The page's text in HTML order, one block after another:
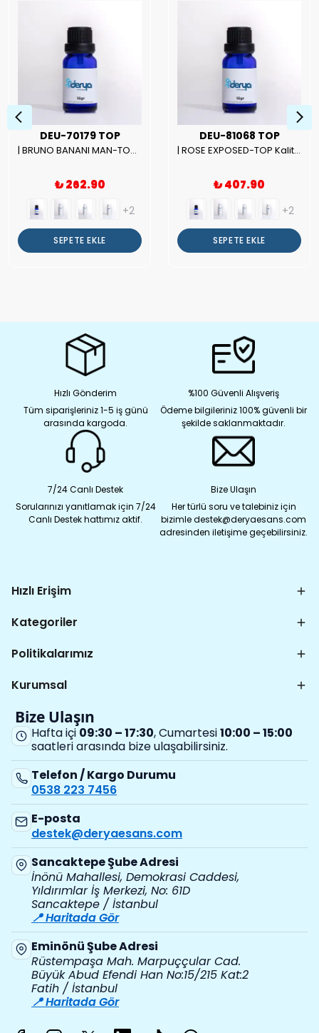
DEU-70179 TOP
| BRUNO BANANI MAN-TOP Kalite Erkek Parfüm Esansı.|
₺ 262.90
+2
SEPETE EKLE
DEU-81068 TOP
| ROSE EXPOSED-TOP Kalite Unısex Parfüm Esansı.|
₺ 407.90
+2
SEPETE EKLE
Hızlı Gönderim
Tüm siparişleriniz 1-5 iş günü
arasında kargoda.
%100 Güvenli Alışveriş
Ödeme bilgileriniz 100% güvenli bir
şekilde saklanmaktadır.
7/24 Canlı Destek
Sorularınızı yanıtlamak için 7/24
Canlı Destek hattımız aktif.
Bize Ulaşın
Her türlü soru ve talebiniz için
bizimle destek@deryaesans.com
adresinden iletişime geçebilirsiniz.
Hızlı Erişim
Kategoriler
Politikalarımız
Kurumsal
Bize Ulaşın
Hafta içi 09:30 – 17:30, Cumartesi10:00 – 15:00
saatleri arasında bize ulaşabilirsiniz.
Telefon / Kargo Durumu
0538 223 7456
E-posta
destek@deryaesans.com
Sancaktepe Şube Adresi
İnönü Mahallesi, Demokrasi Caddesi,
Yıldırımlar İş Merkezi, No: 61D
Sancaktepe / İstanbul
📍 Haritada Gör
Eminönü Şube Adresi
Rüstempaşa Mah. Marpuççular Cad.
Büyük Abud Efendi Han No:15/215 Kat:2
Fatih / İstanbul
📍 Haritada Gör